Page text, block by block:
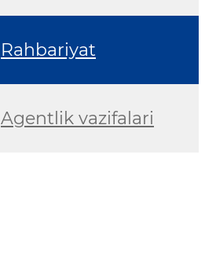
Rahbariyat
Agentlik vazifalari